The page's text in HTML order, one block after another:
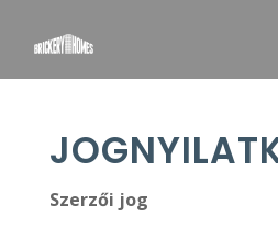
Szerzői jog